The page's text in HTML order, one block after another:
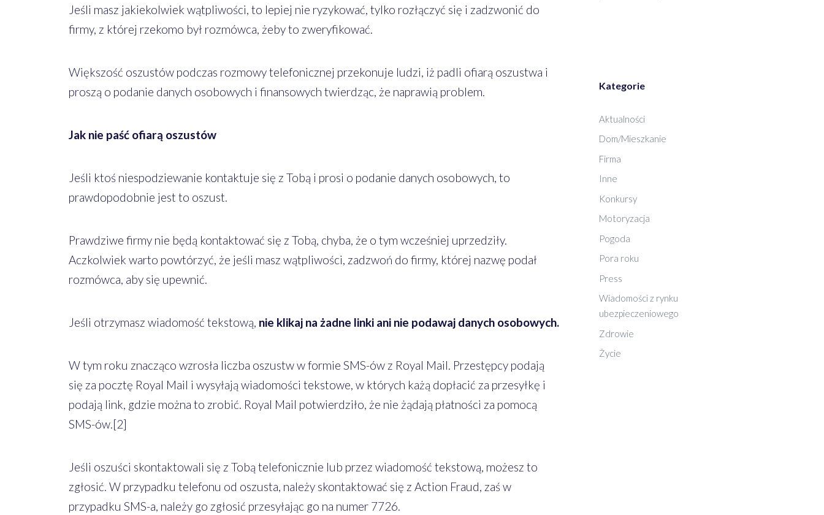
Jeśli masz jakiekolwiek wątpliwości, to lepiej nie ryzykować, tylko rozłączyć się i zadzwonić do
firmy, z której rzekomo był rozmówca, żeby to zweryfikować.
Większość oszustów podczas rozmowy telefonicznej przekonuje ludzi, iż padli ofiarą oszustwa i
proszą o podanie danych osobowych i finansowych twierdząc, że naprawią problem.
Jak nie paść ofiarą oszustów
Jeśli ktoś niespodziewanie kontaktuje się z Tobą i prosi o podanie danych osobowych, to
prawdopodobnie jest to oszust.
Prawdziwe firmy nie będą kontaktować się z Tobą, chyba, że o tym wcześniej uprzedziły.
Aczkolwiek warto powtórzyć, że jeśli masz wątpliwości, zadzwoń do firmy, której nazwę podał
rozmówca, aby się upewnić.
Jeśli otrzymasz wiadomość tekstową, nie klikaj na żadne linki ani nie podawaj danych osobowych.
W tym roku znacząco wzrosła liczba oszustw w formie SMS-ów z Royal Mail. Przestępcy podają
się za pocztę Royal Mail i wysyłają wiadomości tekstowe, w których każą dopłacić za przesyłkę i
podają link, gdzie można to zrobić. Royal Mail potwierdziło, że nie żądają płatności za pomocą
SMS-ów.[2]
Jeśli oszuści skontaktowali się z Tobą telefonicznie lub przez wiadomość tekstową, możesz to
zgłosić. W przypadku telefonu od oszusta, należy skontaktować się z Action Fraud, zaś w
przypadku SMS-a, należy go zgłosić przesyłając go na numer 7726.
Kategorie
Aktualności
Dom/Mieszkanie
Firma
Inne
Konkursy
Motoryzacja
Pogoda
Pora roku
Press
Wiadomości z rynku
ubezpieczeniowego
Zdrowie
Życie